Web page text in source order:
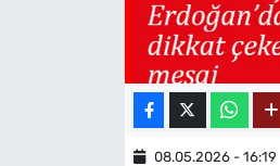
08.05.2026 - 16:19